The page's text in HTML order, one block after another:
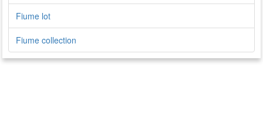
Fiume lot
Fiume collection